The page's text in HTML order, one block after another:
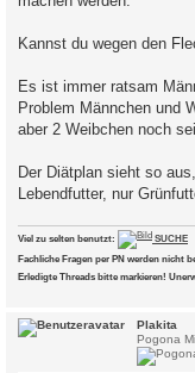
Kannst du wegen den
Es ist immer ratsam
Problem Männchen und
aber 2 Weibchen noch
Der Diätplan sieht so
Lebendfutter, nur
Viel zu selten benutzt:
SUCHE
Fachliche Fragen per PN werden nicht
Erledigte Threads bitte markieren!
Plakita
Pogona